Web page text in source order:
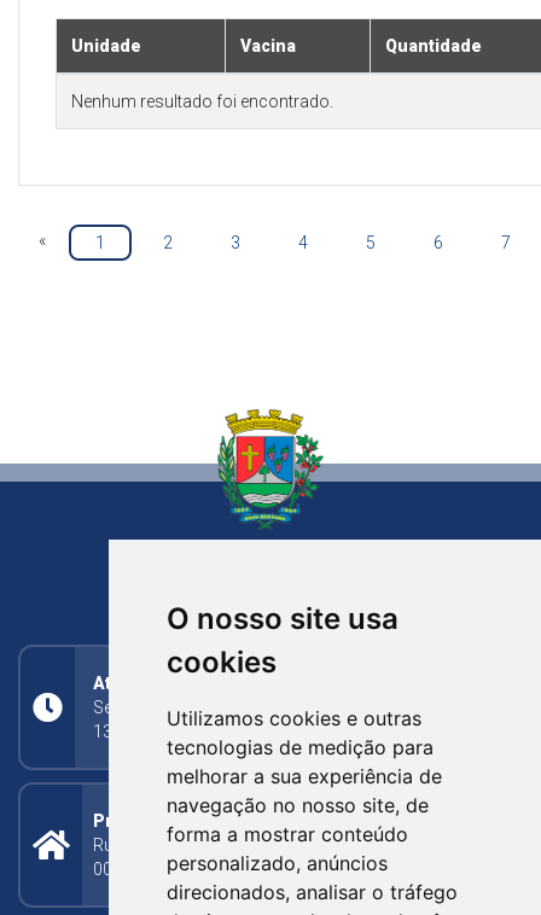
O nosso site usa
cookies
Utilizamos cookies e outras
tecnologias de medição para
melhorar a sua experiência de
navegação no nosso site, de
forma a mostrar conteúdo
personalizado, anúncios
direcionados, analisar o tráfego
Unidade Vacina Quantidade
Nenhum resultado foi encontrado.
« 1 2 3 4 5 6 7
Atendimento
Segunda a Sexta: 8h às 11h30min (manhã);
13h30min às 17h (tarde)
Prefeitura Municipal
Rua Silva Jardim, 505 - Bairro Centro - CEP: 95340-
000